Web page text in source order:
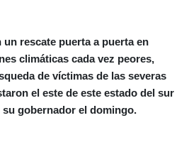
Buenos Aires
13 °C
Managua
29 °C
Asunción
19 °C
rescate puerta a puerta en
climáticas cada vez peores,
de víctimas de las severas
el este de este estado del sur
gobernador el domingo.